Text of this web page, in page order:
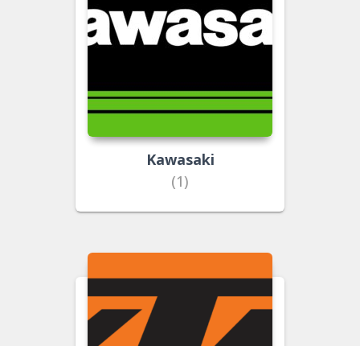
Kawasaki
(1)